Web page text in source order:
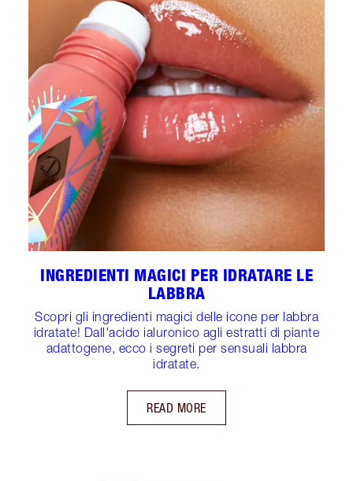
INGREDIENTI MAGICI PER IDRATARE LE
LABBRA
Scopri gli ingredienti magici delle icone per labbra
idratate! Dall'acido ialuronico agli estratti di piante
adattogene, ecco i segreti per sensuali labbra
idratate.
READ MORE